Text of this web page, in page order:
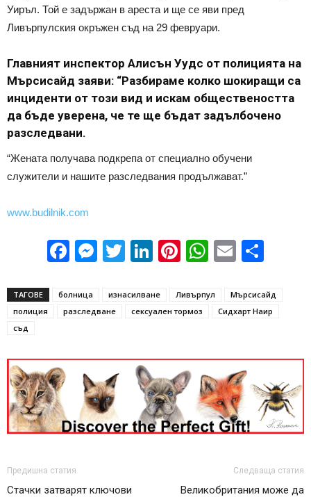
Уиръл. Той е задържан в ареста и ще се яви пред
Ливърпулския окръжен съд на 29 февруари.
Главният инспектор Алисън Уудс от полицията на
Мърсисайд заяви: “Разбираме колко шокиращи са
инциденти от този вид и искам обществеността
да бъде уверена, че те ще бъдат задълбочено
разследвани.
“Жената получава подкрепа от специално обучени
служители и нашите разследвания продължават.”
www.budilnik.com
Facebook
Messenger
Twitter
LinkedIn
Pinterest
WhatsApp
Email
ТАГОВЕ болница изнасилване Ливърпул
Мърсисайд
полиция
разследване сексуален тормоз
Сидхарт Наир
съд
Предишна статия
Стачки затварят ключови
Следваща статия
Великобритания може да